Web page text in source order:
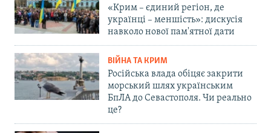
«Крим – єдиний регіон, де
українці – меншість»: дискусія
навколо нової пам'ятної дати
ВІЙНА ТА КРИМ
Російська влада обіцяє закрити
морський шлях українським
БпЛА до Севастополя. Чи реально
це?